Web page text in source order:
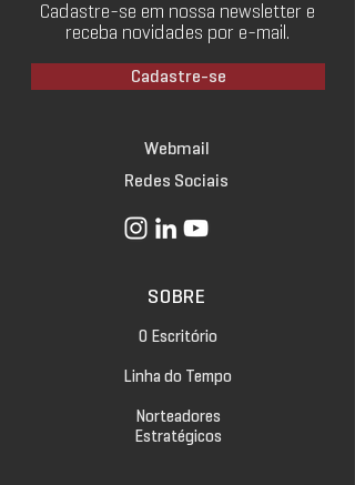
Cadastre-se em nossa newsletter e
receba novidades por e-mail.
Cadastre-se
Webmail
Redes Sociais
SOBRE
O Escritório
Linha do Tempo
Norteadores
Estratégicos